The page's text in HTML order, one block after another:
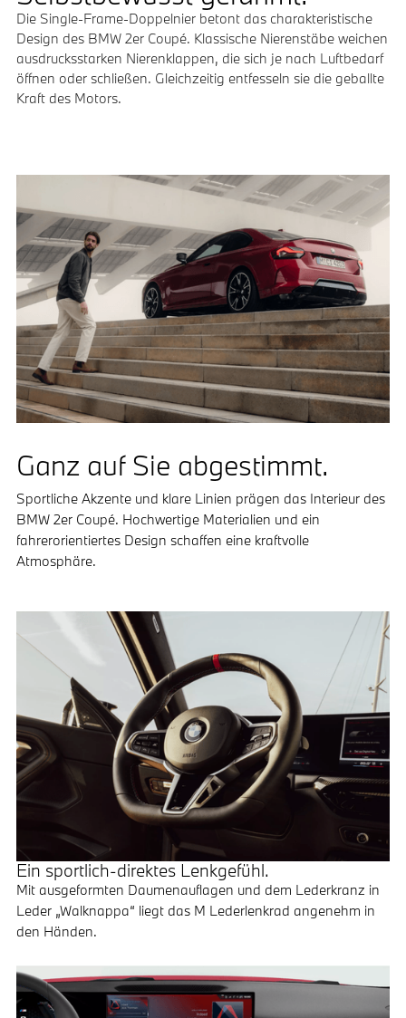
Die Single-Frame-Doppelnier betont das charakteristische
Design des BMW 2er Coupé. Klassische Nierenstäbe weichen
ausdrucksstarken Nierenklappen, die sich je nach Luftbedarf
öffnen oder schließen. Gleichzeitig entfesseln sie die geballte
Kraft des Motors.
Ganz auf Sie abgestimmt.
Sportliche Akzente und klare Linien prägen das Interieur des
BMW 2er Coupé. Hochwertige Materialien und ein
fahrerorientiertes Design schaffen eine kraftvolle
Atmosphäre.
Ein sportlich-direktes Lenkgefühl.
Mit ausgeformten Daumenauflagen und dem Lederkranz in
Leder „Walknappa“ liegt das M Lederlenkrad angenehm in
den Händen.